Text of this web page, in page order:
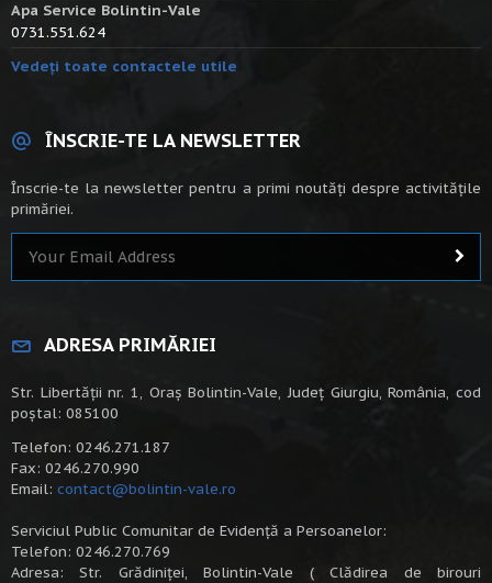
Apa Service Bolintin-Vale
0731.551.624
Vedeți toate contactele utile
ÎNSCRIE-TE LA NEWSLETTER
Înscrie-te la newsletter pentru a primi noutăți despre activitățile
primăriei.
ADRESA PRIMĂRIEI
Str. Libertății nr. 1, Oraș Bolintin-Vale, Județ Giurgiu, România, cod
poștal: 085100
Telefon: 0246.271.187
Fax: 0246.270.990
Email: contact@bolintin-vale.ro
Serviciul Public Comunitar de Evidență a Persoanelor:
Telefon: 0246.270.769
Adresa: Str. Grădiniței, Bolintin-Vale ( Clădirea de birouri